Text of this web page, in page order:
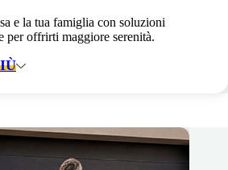
e la tua famiglia con soluzioni
per offrirti maggiore serenità.